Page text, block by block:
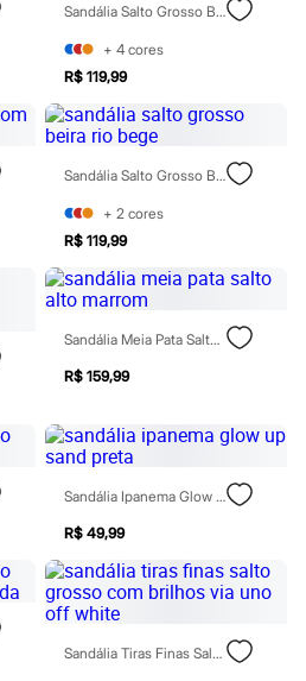
Sandália Salto Grosso Beira Rio Preta
+ 4 cores
R$ 119,99
Sandália Salto Grosso Beira Rio Bege
+ 2 cores
R$ 119,99
Sandália Meia Pata Salto Alto Marrom
R$ 159,99
Sandália Ipanema Glow Up Sand Preta
R$ 49,99
Sandália Tiras Finas Salto Grosso Com Brilhos Via Uno Off White